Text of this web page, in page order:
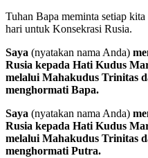
Tuhan Bapa meminta setiap
hari untuk Konsekrasi Rusia.
Saya (nyatakan nama Anda)
Rusia kepada Hati Kudus
melalui Mahakudus Trinitas
menghormati Bapa.
Saya (nyatakan nama Anda)
Rusia kepada Hati Kudus
melalui Mahakudus Trinitas
menghormati Putra.